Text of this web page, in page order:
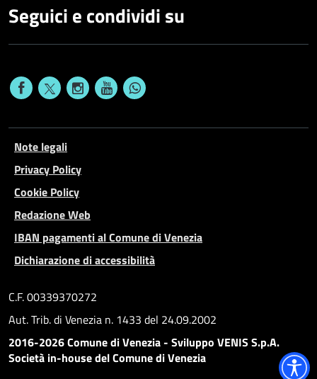
Seguici e condividi su
Note legali
Privacy Policy
Cookie Policy
Redazione Web
IBAN pagamenti al Comune di Venezia
Dichiarazione di accessibilità
C.F. 00339370272
Aut. Trib. di Venezia n. 1433 del 24.09.2002
2016-2026 Comune di Venezia - Sviluppo VENIS S.p.A.
Società in-house del Comune di Venezia